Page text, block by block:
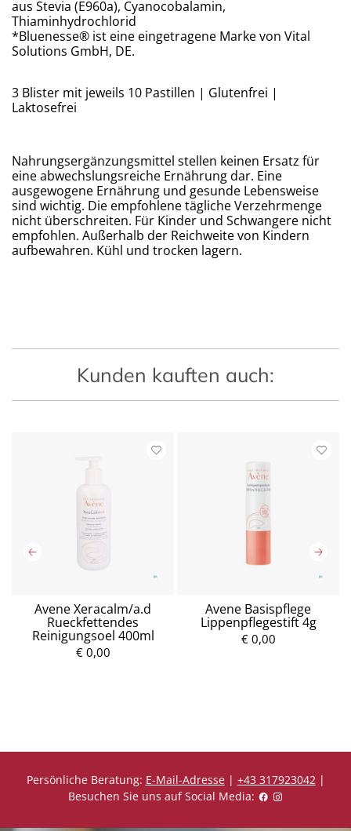
aus Stevia (E960a), Cyanocobalamin,
Thiaminhydrochlorid
*Bluenesse® ist eine eingetragene Marke von Vital
Solutions GmbH, DE.
3 Blister mit jeweils 10 Pastillen | Glutenfrei |
Laktosefrei
Nahrungsergänzungsmittel stellen keinen Ersatz für
eine abwechslungsreiche Ernährung dar. Eine
ausgewogene Ernährung und gesunde Lebensweise
sind wichtig. Die empfohlene tägliche Verzehrmenge
nicht überschreiten. Für Kinder und Schwangere nicht
empfohlen. Außerhalb der Reichweite von Kindern
aufbewahren. Kühl und trocken lagern.
Kunden kauften auch:
Avene Xeracalm/a.d
Rueckfettendes
Reinigungsoel 400ml
€ 0,00
Avene Basispflege
Lippenpflegestift 4g
€ 0,00
Persönliche Beratung: E-Mail-Adresse| +43 317923042|
Besuchen Sie uns auf Social Media: